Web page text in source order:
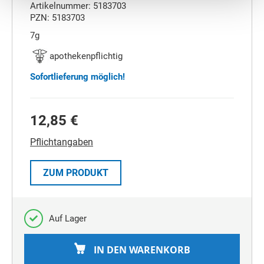
Artikelnummer: 5183703
PZN: 5183703
7g
apothekenpflichtig
Sofortlieferung möglich!
12,85 €
Pflichtangaben
ZUM PRODUKT
Auf Lager
IN DEN WARENKORB